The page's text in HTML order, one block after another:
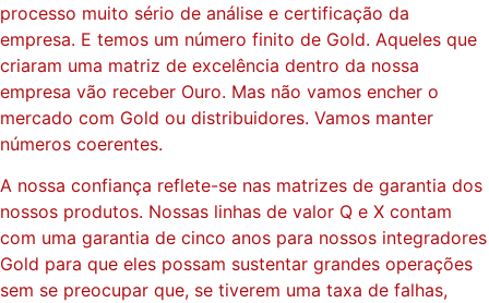
processo muito sério de análise e certificação da
empresa. E temos um número finito de Gold. Aqueles que
criaram uma matriz de excelência dentro da nossa
empresa vão receber Ouro. Mas não vamos encher o
mercado com Gold ou distribuidores. Vamos manter
números coerentes.
A nossa confiança reflete-se nas matrizes de garantia dos
nossos produtos. Nossas linhas de valor Q e X contam
com uma garantia de cinco anos para nossos integradores
Gold para que eles possam sustentar grandes operações
sem se preocupar que, se tiverem uma taxa de falhas,